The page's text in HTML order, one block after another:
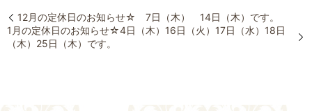
12月の定休日のお知らせ☆ 7日（木） 14日（木）です。
1月の定休日のお知らせ☆4日（木）16日（火）17日（水）18日
（木）25日（木）です。